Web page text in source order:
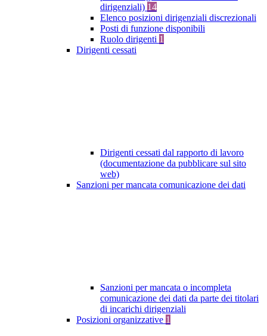
dirigenziali) 14
Elenco posizioni dirigenziali discrezionali
Posti di funzione disponibili
Ruolo dirigenti 1
Dirigenti cessati
Dirigenti cessati dal rapporto di lavoro
(documentazione da pubblicare sul sito
web)
Sanzioni per mancata comunicazione dei dati
Sanzioni per mancata o incompleta
comunicazione dei dati da parte dei titolari
di incarichi dirigenziali
Posizioni organizzative 1